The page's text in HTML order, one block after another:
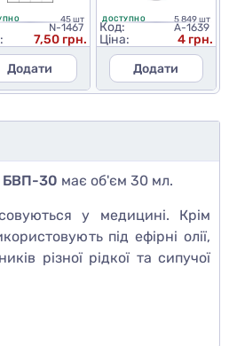
45 шт
N-1467
7,50 грн.
Додати
ДОСТУПНО 5 849 шт
Код: A-1639
Ціна:
4 грн.
Додати
БВП-30 має об'єм 30 мл.
у медицині. Крім
під ефірні олії,
різної рідкої та сипучої